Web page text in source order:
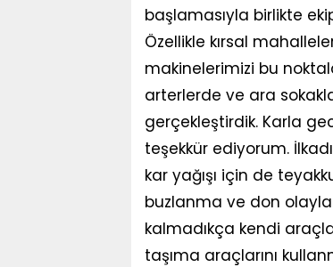
başlamasıyla birlikte
Özellikle kırsal
makinelerimizi bu
arterlerde ve ara
gerçekleştirdik. Karla
teşekkür ediyorum.
kar yağışı için de
buzlanma ve don
kalmadıkça kendi
taşıma araçlarını